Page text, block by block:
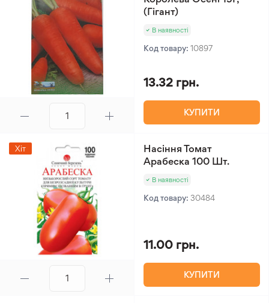
(Гігант)
В наявності
Код товару: 10897
13.32 грн.
КУПИТИ
Хіт
Насіння Томат
Арабеска 100 Шт.
В наявності
Код товару: 30484
11.00 грн.
КУПИТИ